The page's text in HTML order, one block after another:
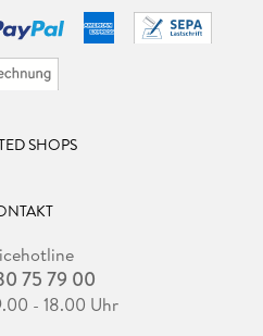
SHOPS
75 79 00
- 18.00 Uhr